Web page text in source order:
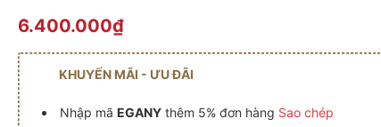
6.400.000₫
KHUYẾN MÃI - ƯU ĐÃI
Nhập mã EGANYthêm 5% đơn hàng Sao chép